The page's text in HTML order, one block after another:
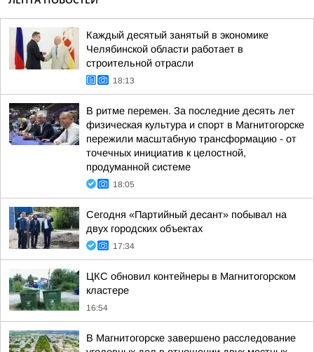
Каждый десятый занятый в экономике
Челябинской области работает в
строительной отрасли
18:13
В ритме перемен. За последние десять лет
физическая культура и спорт в Магнитогорске
пережили масштабную трансформацию - от
точечных инициатив к целостной,
продуманной системе
18:05
Сегодня «Партийный десант» побывал на
двух городских объектах
17:34
ЦКС обновил контейнеры в Магнитогорском
кластере
16:54
В Магнитогорске завершено расследование